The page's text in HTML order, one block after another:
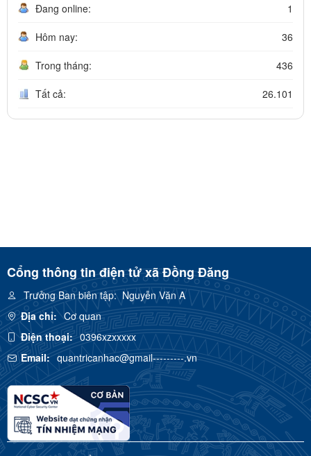
Đang online: 1
Hôm nay: 36
Trong tháng: 436
Tất cả: 26.101
Cổng thông tin điện tử xã Đồng Đăng
Trưởng Ban biên tập:Nguyễn Văn A
Địa chỉ: Cơ quan
Điện thoại: 0396xzxxxxx
Email: quantricanhac@gmail---------.vn